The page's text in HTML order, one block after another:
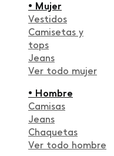
• Mujer
Vestidos
Camisetas y
tops
Jeans
Ver todo mujer
• Hombre
Camisas
Jeans
Chaquetas
Ver todo hombre